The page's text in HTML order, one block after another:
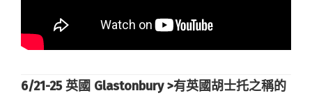
6/21-25英國 Glastonbury >有英國胡士托之稱的